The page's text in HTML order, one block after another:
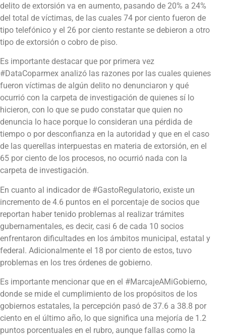
delito de extorsión va en aumento, pasando de 20% a 24%
del total de víctimas, de las cuales 74 por ciento fueron de
tipo telefónico y el 26 por ciento restante se debieron a otro
tipo de extorsión o cobro de piso.
Es importante destacar que por primera vez
#DataCoparmex analizó las razones por las cuales quienes
fueron víctimas de algún delito no denunciaron y qué
ocurrió con la carpeta de investigación de quienes sí lo
hicieron, con lo que se pudo constatar que quien no
denuncia lo hace porque lo consideran una pérdida de
tiempo o por desconfianza en la autoridad y que en el caso
de las querellas interpuestas en materia de extorsión, en el
65 por ciento de los procesos, no ocurrió nada con la
carpeta de investigación.
En cuanto al indicador de #GastoRegulatorio, existe un
incremento de 4.6 puntos en el porcentaje de socios que
reportan haber tenido problemas al realizar trámites
gubernamentales, es decir, casi 6 de cada 10 socios
enfrentaron dificultades en los ámbitos municipal, estatal y
federal. Adicionalmente el 18 por ciento de estos, tuvo
problemas en los tres órdenes de gobierno.
Es importante mencionar que en el #MarcajeAMiGobierno,
donde se mide el cumplimiento de los propósitos de los
gobiernos estatales, la percepción pasó de 37.6 a 38.8 por
ciento en el último año, lo que significa una mejoría de 1.2
puntos porcentuales en el rubro, aunque fallas como la